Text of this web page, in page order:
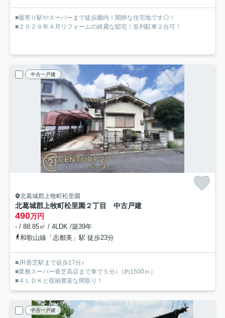
■最寄り駅やスーパーまで徒歩圏内！閑静な住宅地です◎！
■２０２６年４月リフォームの綺麗な邸宅！並列駐車２台可！
中古一戸建
北葛城郡上牧町松里園
北葛城郡上牧町松里園２丁目 中古戸建
490万円
- / 88.85㎡ / 4LDK /築39年
和歌山線「志都美」駅 徒歩23分
■JR香芝駅まで徒歩17分♪
■業務スーパー香芝高店まで車で５分♪（約1500ｍ）
■４ＬＤＫと収納豊富な間取り！
中古一戸建